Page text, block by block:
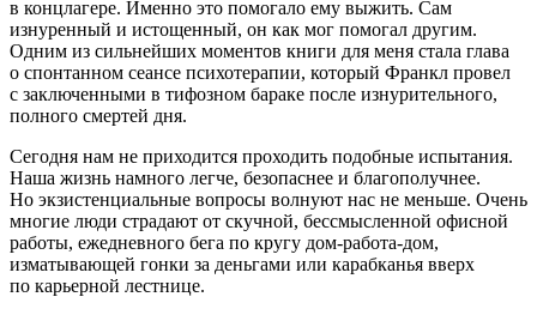
в концлагере. Именно это помогало ему выжить. Сам
изнуренный и истощенный, он как мог помогал другим.
Одним из сильнейших моментов книги для меня стала глава
о спонтанном сеансе психотерапии, который Франкл провел
с заключенными в тифозном бараке после изнурительного,
полного смертей дня.
Сегодня нам не приходится проходить подобные испытания.
Наша жизнь намного легче, безопаснее и благополучнее.
Но экзистенциальные вопросы волнуют нас не меньше. Очень
многие люди страдают от скучной, бессмысленной офисной
работы, ежедневного бега по кругу дом-работа-дом,
изматывающей гонки за деньгами или карабканья вверх
по карьерной лестнице.